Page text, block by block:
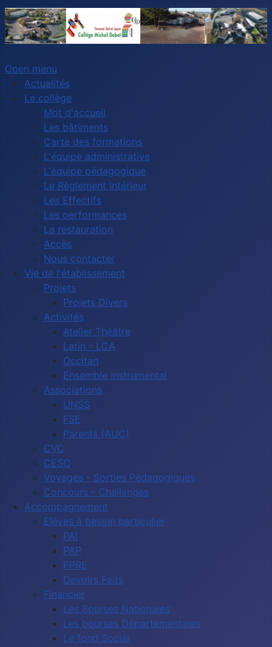
Open menu
Actualités
Le collège
Mot d'accueil
Les bâtiments
Carte des formations
L'équipe administrative
L'équipe pédagogique
Le Règlement Intérieur
Les Effectifs
Les performances
La restauration
Accès
Nous contacter
Vie de l'établissement
Projets
Projets Divers
Activités
Atelier Théâtre
Latin - LCA
Occitan
Ensemble instrumental
Associations
UNSS
FSE
Parents (AUC)
CVC
CESC
Voyages - Sorties Pédagogiques
Concours - Challenges
Accompagnement
Elèves à besoin particulier
PAI
PAP
PPRE
Devoirs Faits
Financier
Les Bourses Nationales
Les bourses Départementales
Le fond Social